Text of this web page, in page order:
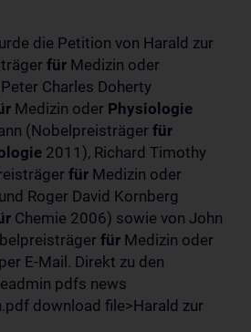
die Petition von Harald zur
für Medizin oder
Charles Doherty
Medizin oder Physiologie
(Nobelpreisträger für
2011), Richard Timothy
für Medizin oder
Roger David Kornberg
Chemie 2006) sowie von John
für Medizin oder
E-Mail. Direkt zu den
pdfs news
download file>Harald zur